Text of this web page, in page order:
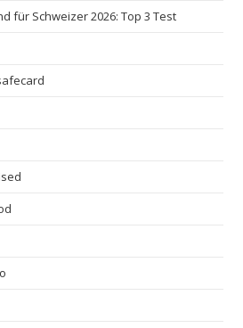
für Schweizer 2026: Top 3 Test